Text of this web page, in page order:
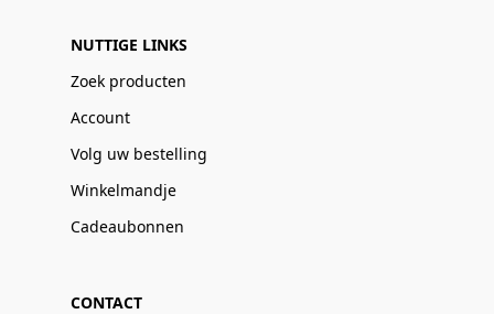
NUTTIGE LINKS
Zoek producten
Account
Volg uw bestelling
Winkelmandje
Cadeaubonnen
CONTACT